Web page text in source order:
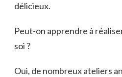
délicieux.
Peut-on apprendre à
soi ?
Oui, de nombreux ateliers